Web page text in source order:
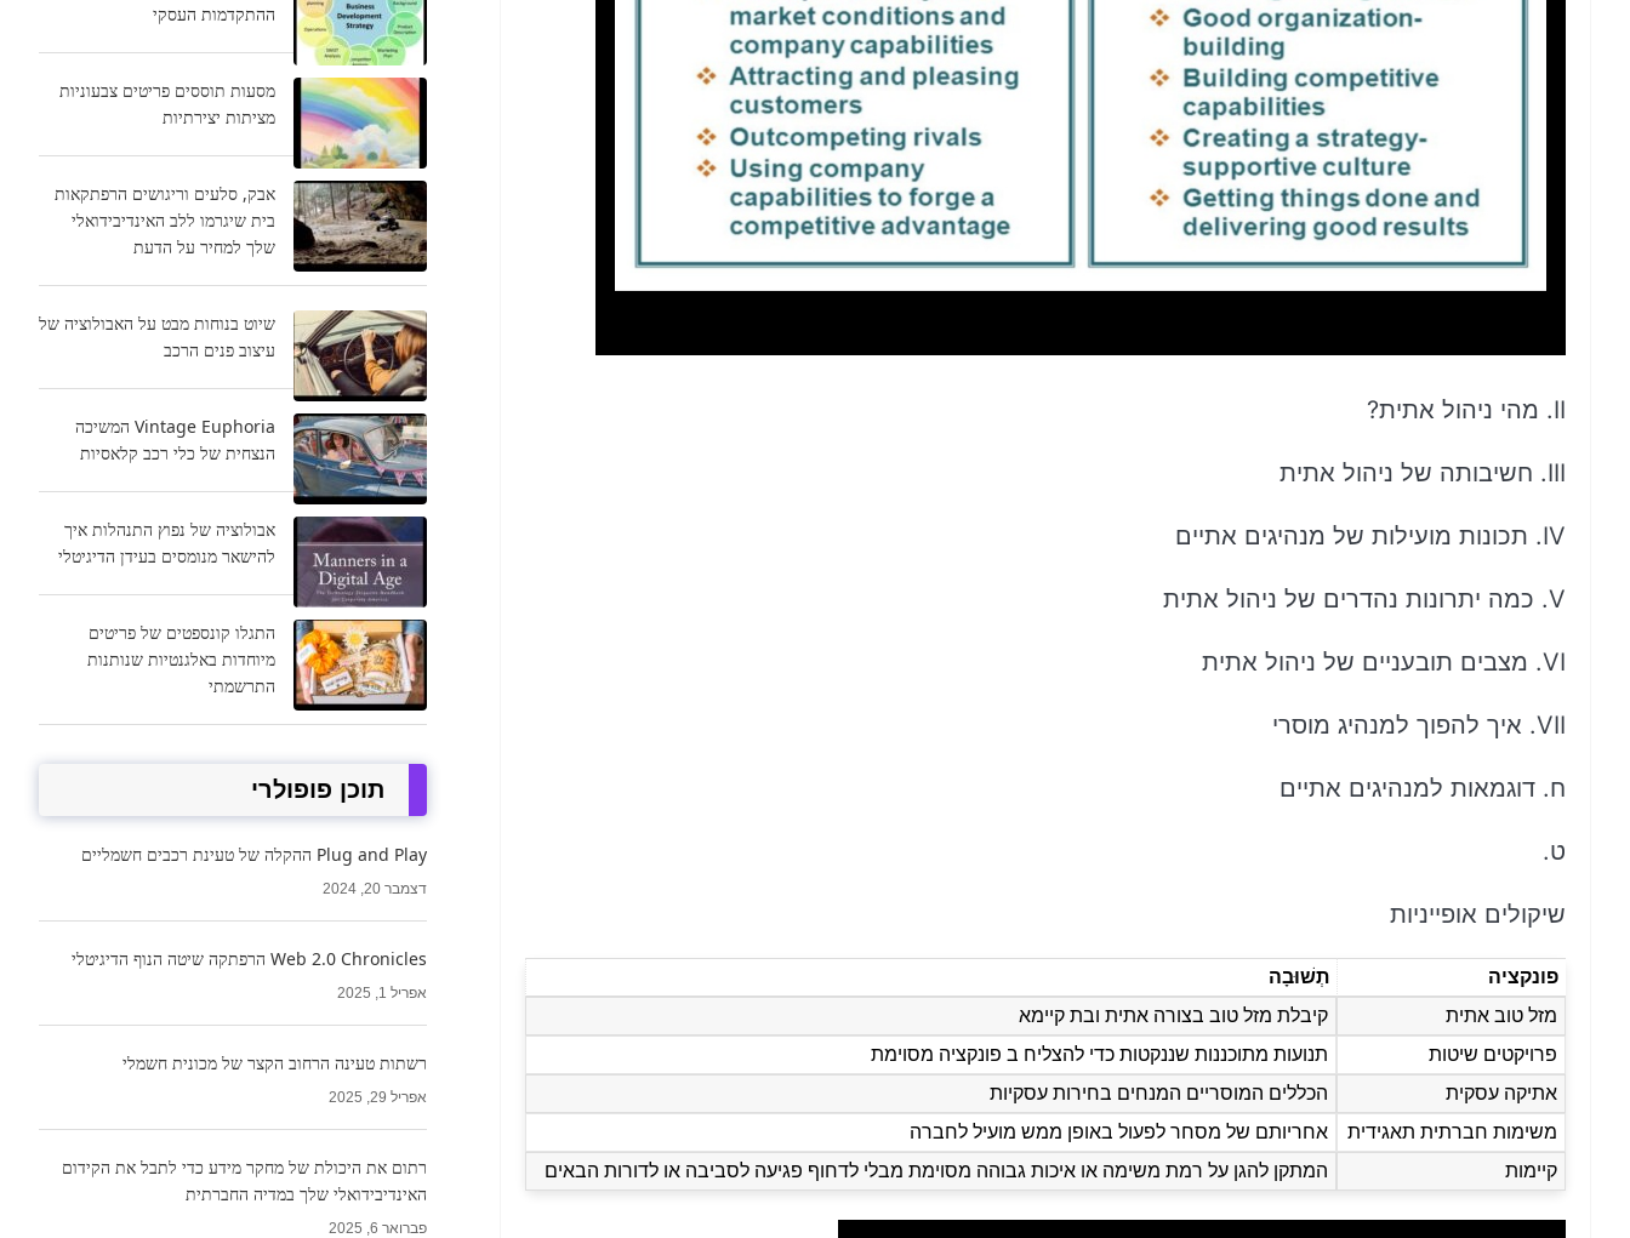
II. מהי ניהול אתית?
III. חשיבותה של ניהול אתית
IV. תכונות מועילות של מנהיגים אתיים
V. כמה יתרונות נהדרים של ניהול אתית
VI. מצבים תובעניים של ניהול אתית
VII. איך להפוך למנהיג מוסרי
ח. דוגמאות למנהיגים אתיים
ט.
שיקולים אופייניות
פונקציה
תְשׁוּבָה
מזל טוב אתית
קיבלת מזל טוב בצורה אתית ובת קיימא
פרויקטים שיטות
תנועות מתוכננות שננקטות כדי להצליח ב פונקציה מסוימת
אתיקה עסקית
הכללים המוסריים המנחים בחירות עסקיות
משימות חברתית תאגידית
אחריותם של מסחר לפעול באופן ממש מועיל לחברה
קיימות
המתקן להגן על רמת משימה או איכות גבוהה מסוימת מבלי לדחוף פגיעה לסביבה או לדורות הבאים
ההתקדמות העסקי
מסעות תוססים פריטים צבעוניות
מציתות יצירתיות
אבק, סלעים וריגושים הרפתקאות
בית שיגרמו ללב האינדיבידואלי
שלך למחיר על הדעת
שיוט בנוחות מבט על האבולוציה של
עיצוב פנים הרכב
Vintage Euphoria המשיכה
הנצחית של כלי רכב קלאסיות
אבולוציה של נפוץ התנהלות איך
להישאר מנומסים בעידן הדיגיטלי
התגלו קונספטים של פריטים
מיוחדות באלגנטיות שנותנות
התרשמתי
תוכן פופולרי
Plug and Play ההקלה של טעינת רכבים חשמליים
דצמבר 20, 2024
Web 2.0 Chronicles הרפתקה שיטה הנוף הדיגיטלי
אפריל 1, 2025
רשתות טעינה הרחוב הקצר של מכונית חשמלי
אפריל 29, 2025
רתום את היכולת של מחקר מידע כדי לתבל את הקידום
האינדיבידואלי שלך במדיה החברתית
פברואר 6, 2025